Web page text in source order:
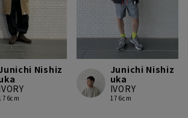
Nishiz
Junichi Nishiz
uka
IVORY
176cm